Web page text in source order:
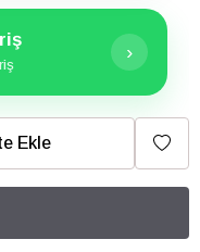
›
Ekle